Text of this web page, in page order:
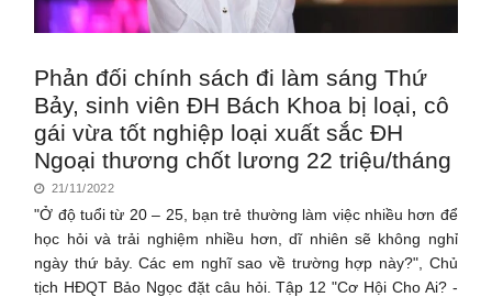
Phản đối chính sách đi làm sáng Thứ
Bảy, sinh viên ĐH Bách Khoa bị loại, cô
gái vừa tốt nghiệp loại xuất sắc ĐH
Ngoại thương chốt lương 22 triệu/tháng
21/11/2022
"Ở độ tuổi từ 20 – 25, bạn trẻ thường làm việc nhiều hơn để
học hỏi và trải nghiệm nhiều hơn, dĩ nhiên sẽ không nghỉ
ngày thứ bảy. Các em nghĩ sao về trường hợp này?", Chủ
tịch HĐQT Bảo Ngọc đặt câu hỏi. Tập 12 "Cơ Hội Cho Ai? -